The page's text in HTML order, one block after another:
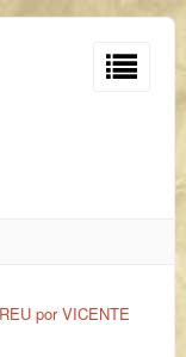
por VICENTE